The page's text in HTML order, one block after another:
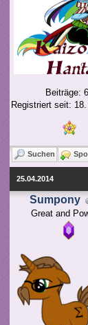
Beiträge:
Registriert seit:
Suchen
25.04.2014
Sumpony
Great and